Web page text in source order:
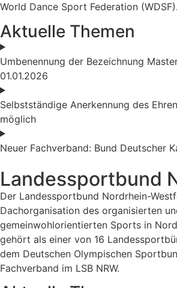
World Dance Sport Federation (WDSF).
Aktuelle Themen
Umbenennung der Bezeichnung
01.01.2026
Selbstständige Anerkennung des
möglich
Neuer Fachverband: Bund Deutscher
Landessportbund
Der Landessportbund Nordrhein-
Dachorganisation des organisierten
gemeinwohlorientierten Sports in
gehört als einer von 16
dem Deutschen Olympischen
Fachverband im LSB NRW.